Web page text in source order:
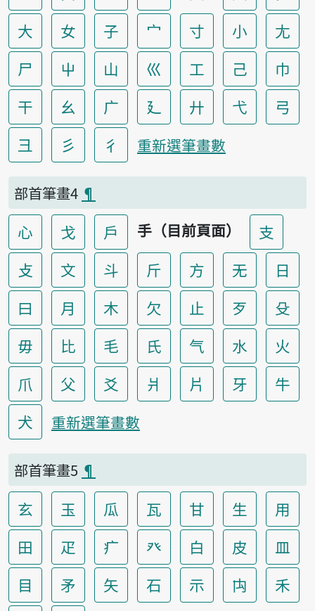
大
女 子 宀 寸 小
尢
尸
屮 山 巛 工 己
巾
干
幺 广 廴 廾 弋
弓
彐
彡 彳 重新選筆畫數
部首筆畫4 ¶
心 戈 戶 手（目前頁面）
支
攴
文 斗 斤 方 无
日
曰
月 木 欠 止 歹
殳
毋
比 毛 氏 气 水
火
爪
父 爻 爿 片 牙
牛
犬
重新選筆畫數
部首筆畫5 ¶
玄 玉 瓜 瓦 甘 生
用
田
疋 疒 癶 白 皮
皿
目
矛 矢 石 示 禸
禾